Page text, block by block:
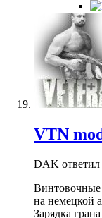
VTN
DAK
Винтовочные
на немецкой
Зарядка